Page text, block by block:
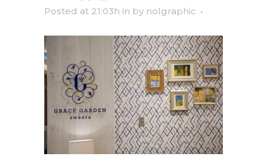
Posted at 21:03h in by nolgraphic